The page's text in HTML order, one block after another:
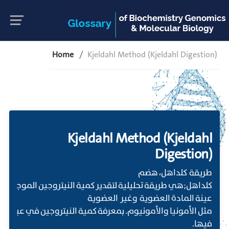
Home Kjeldahl Method (Kjeldahl Digestion)
Kjeldahl Method (Kjeldahl
Digestion)
طريقة كلداهل، هضم
كلداهل;هي طريقة تحليلية لتقدير كمية النيتروجين
عينة المادة العضوية وغير العضوية
مثل الأمونيا والأمونيوم. بمعرفة كمية النيتروجين في
فيها.